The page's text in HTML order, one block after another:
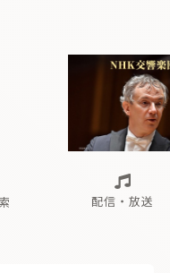
配信・放送
Aからの眺望